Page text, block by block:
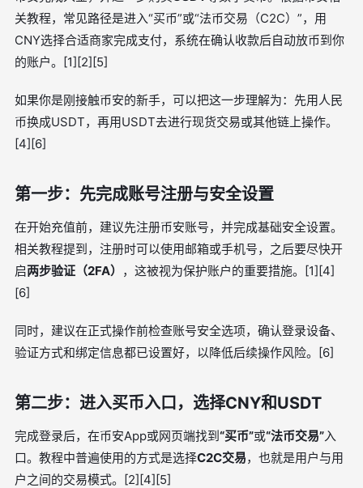
关教程，常见路径是进入“买币”或“法币交易（C2C）”，用
CNY选择合适商家完成支付，系统在确认收款后自动放币到你
的账户。[1][2][5]
如果你是刚接触币安的新手，可以把这一步理解为：先用人民
币换成USDT，再用USDT去进行现货交易或其他链上操作。
[4][6]
第一步：先完成账号注册与安全设置
在开始充值前，建议先注册币安账号，并完成基础安全设置。
相关教程提到，注册时可以使用邮箱或手机号，之后要尽快开
启两步验证（2FA） ，这被视为保护账户的重要措施。[1][4]
[6]
同时，建议在正式操作前检查账号安全选项，确认登录设备、
验证方式和绑定信息都已设置好，以降低后续操作风险。[6]
第二步：进入买币入口，选择CNY和USDT
完成登录后，在币安App或网页端找到“买币”或“法币交易”入
口。教程中普遍使用的方式是选择C2C交易，也就是用户与用
户之间的交易模式。[2][4][5]